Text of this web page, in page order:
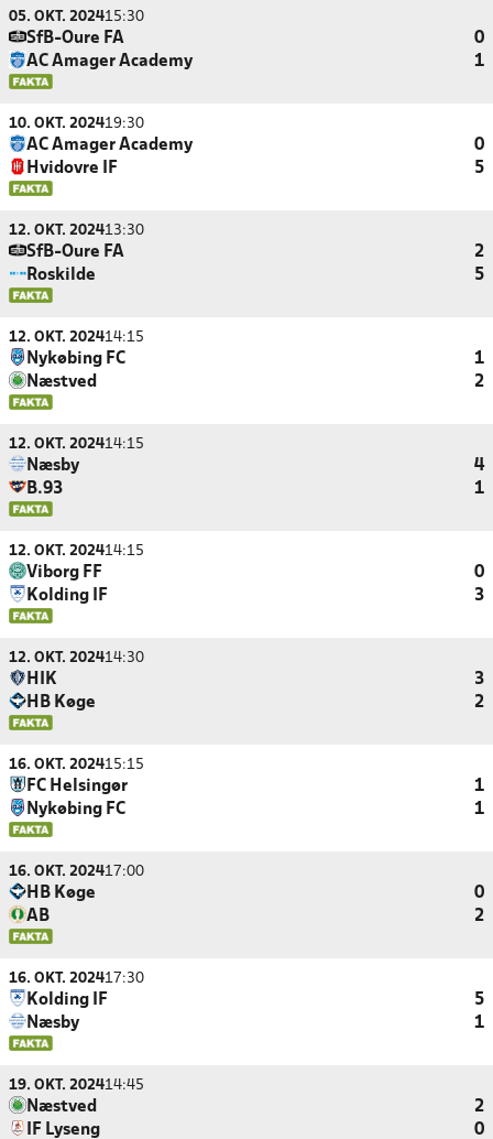
05. OKT. 202415:30
SfB-Oure FA
0
AC Amager Academy
1
10. OKT. 202419:30
AC Amager Academy
0
Hvidovre IF
5
12. OKT. 202413:30
SfB-Oure FA
2
Roskilde
5
12. OKT. 202414:15
Nykøbing FC
1
Næstved
2
12. OKT. 202414:15
Næsby
4
B.93
1
12. OKT. 202414:15
Viborg FF
0
Kolding IF
3
12. OKT. 202414:30
HIK
3
HB Køge
2
16. OKT. 202415:15
FC Helsingør
1
Nykøbing FC
1
16. OKT. 202417:00
HB Køge
0
AB
2
16. OKT. 202417:30
Kolding IF
5
Næsby
1
19. OKT. 202414:45
Næstved
2
IF Lyseng
0